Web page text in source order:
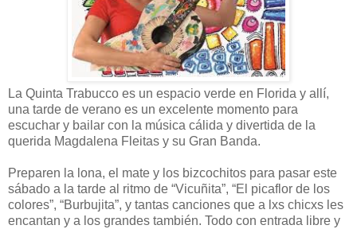
La Quinta Trabucco es un espacio verde en Florida y allí,
una tarde de verano es un excelente momento para
escuchar y bailar con la música cálida y divertida de la
querida Magdalena Fleitas y su Gran Banda.
Preparen la lona, el mate y los bizcochitos para pasar este
sábado a la tarde al ritmo de “Vicuñita”, “El picaflor de los
colores”, “Burbujita”, y tantas canciones que a lxs chicxs les
encantan y a los grandes también. Todo con entrada libre y